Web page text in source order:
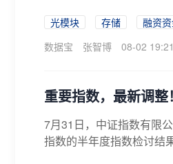
光模块 存储
融资
数据宝
张智博 08-02 19:21
重要指数，最新调
7月31日，中证指数有限
指数的半年度指数检讨结